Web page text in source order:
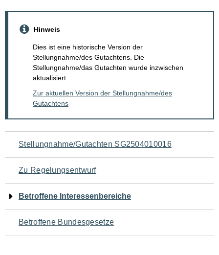
Hinweis
Dies ist eine historische Version der
Stellungnahme/des Gutachtens. Die
Stellungnahme/das Gutachten wurde inzwischen
aktualisiert.
Zur aktuellen Version der Stellungnahme/des
Gutachtens
Navigation
für
den
Seiteninhalt
Stellungnahme/Gutachten SG2504010016
Zu Regelungsentwurf
Betroffene Interessenbereiche
Betroffene Bundesgesetze